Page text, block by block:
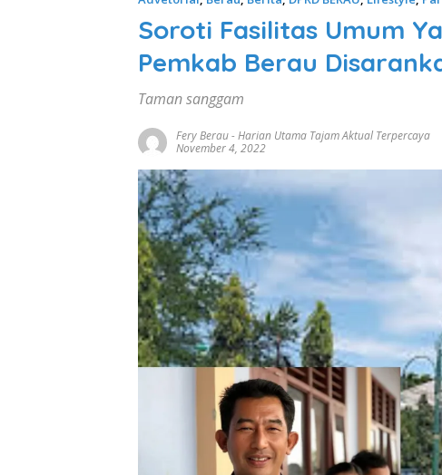
Soroti Fasilitas Umum
Pemkab Berau
Taman sanggam
Fery Berau-Harian Utama Tajam Aktual Terpercaya
November 4, 2022